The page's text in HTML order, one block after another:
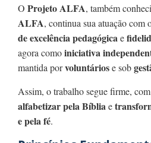
O Projeto ALFA, também
ALFA, continua sua atuação com
de excelência pedagógicae
agora comoiniciativa
mantida porvoluntáriose sob
Assim, o trabalho segue firme,
alfabetizar pela Bíbliae
e pela fé.